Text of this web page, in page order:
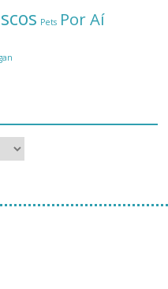
Pets Por Aí